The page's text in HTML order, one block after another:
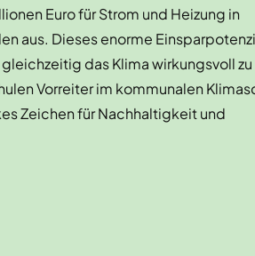
Euro für Strom und Heizung in
aus. Dieses enorme
das Klima wirkungsvoll zu
Vorreiter im kommunalen
Zeichen für Nachhaltigkeit und